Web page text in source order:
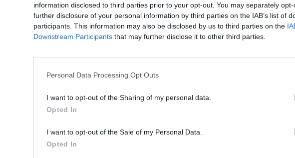
information disclosed to third parties prior to your opt-out. You may separately
further disclosure of your personal information by third parties on the IAB’s list of
participants. This information may also be disclosed by us to third parties on the
Downstream Participants that may further disclose it to other third parties.
Personal Data Processing Opt Outs
I want to opt-out of the Sharing of my personal data.
Opted In
I want to opt-out of the Sale of my Personal Data.
Opted In
Pinterest WhatsApp